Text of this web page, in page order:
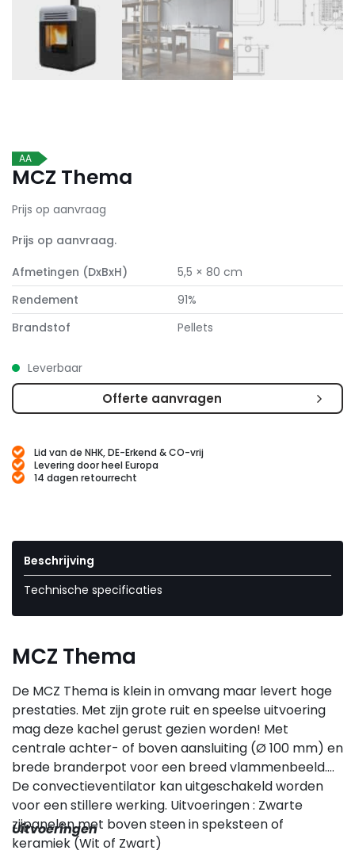
AA
MCZ Thema
Prijs op aanvraag
Prijs op aanvraag.
Afmetingen (DxBxH)
5,5 × 80 cm
Rendement
91%
Brandstof
Pellets
Leverbaar
Offerte aanvragen
Lid van de NHK, DE-Erkend & CO-vrij
Levering door heel Europa
14 dagen retourrecht
Beschrijving
Technische specificaties
MCZ Thema
De MCZ Thema is klein in omvang maar levert hoge
prestaties. Met zijn grote ruit en speelse uitvoering
mag deze kachel gerust gezien worden! Met
centrale achter- of boven aansluiting (Ø 100 mm) en
brede branderpot voor een breed vlammenbeeld.
De convectieventilator kan uitgeschakeld worden
voor een stillere werking. Uitvoeringen : Zwarte
zijpanelen met boven steen in speksteen of
keramiek (Wit of Zwart)
Uitvoeringen